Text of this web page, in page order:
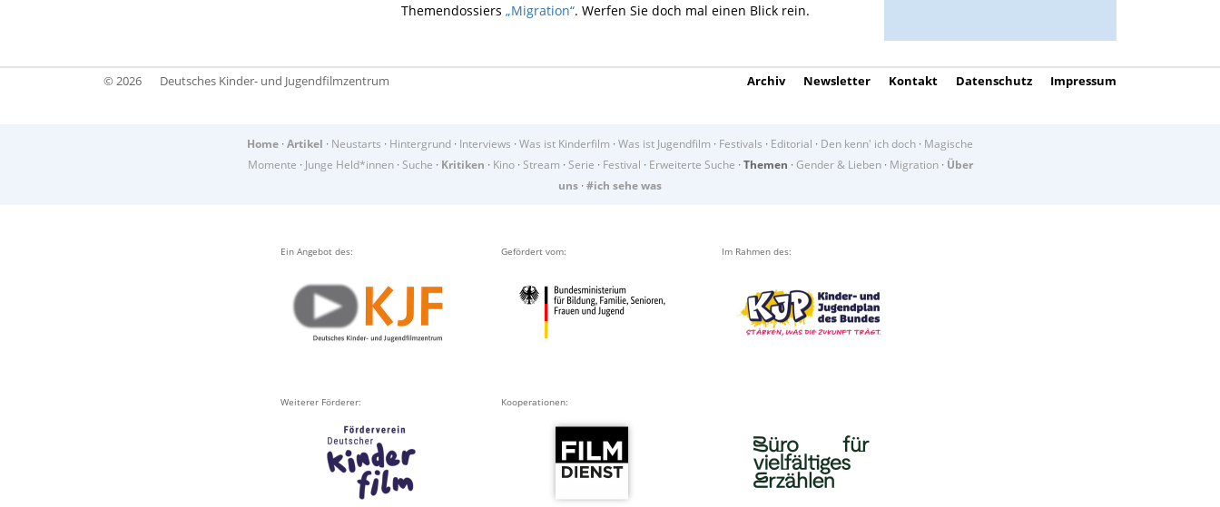
Themendossiers „Migration“. Werfen Sie doch mal einen Blick rein.
© 2026 Deutsches Kinder- und Jugendfilmzentrum Archiv Newsletter Kontakt Datenschutz Impressum
Home · Artikel · Neustarts · Hintergrund · Interviews · Was ist Kinderfilm · Was ist Jugendfilm · Festivals · Editorial · Den kenn' ich doch · Magische
Momente · Junge Held*innen· Suche · Kritiken · Kino· Stream · Serie · Festival · Erweiterte Suche · Themen · Gender & Lieben· Migration· Über
uns · #ich sehe was
Ein Angebot des: Gefördert vom: Im Rahmen des:
Weiterer Förderer: Kooperationen: